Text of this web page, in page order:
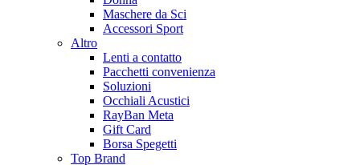
Maschere da Sci
Accessori Sport
Altro
Lenti a contatto
Pacchetti convenienza
Soluzioni
Occhiali Acustici
RayBan Meta
Gift Card
Borsa Spegetti
Top Brand